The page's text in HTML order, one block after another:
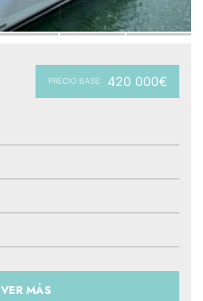
PRECIO BASE: 420 000€
VER MÁS